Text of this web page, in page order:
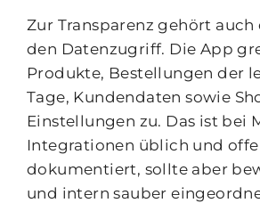
Zur Transparenz gehört
den Datenzugriff. Die App
Produkte, Bestellungen der
Tage, Kundendaten sowie
Einstellungen zu. Das ist bei
Integrationen üblich und
dokumentiert, sollte aber
und intern sauber